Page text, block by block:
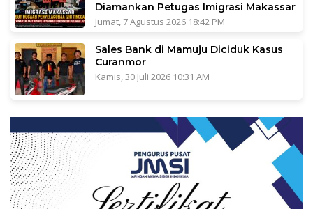
Diamankan Petugas Imigrasi Makassar
Jumat, 7 Agustus 2026 18:42 PM
Sales Bank di Mamuju Diciduk Kasus
Curanmor
Kamis, 30 Juli 2026 10:31 AM